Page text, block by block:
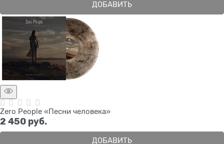
ДОБАВИТЬ
Zero People «Песни человека»
2 450 руб.
ДОБАВИТЬ